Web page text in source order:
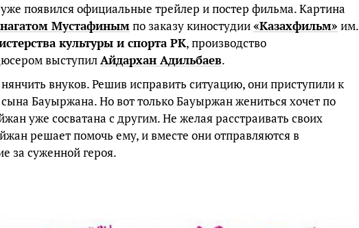
появился официальные трейлер и постер фильма. Картина
Мустафинымпо заказу киностудии«Казахфильм» им.
культуры и спорта РК, производство
выступилАйдархан Адильбаев.
внуков. Решив исправить ситуацию, они приступили к
сына Бауыржана. Но вот только Бауыржан жениться хочет по
уже сосватана с другим. Не желая расстраивать своих
решает помочь ему, и вместе они отправляются в
за суженной героя.